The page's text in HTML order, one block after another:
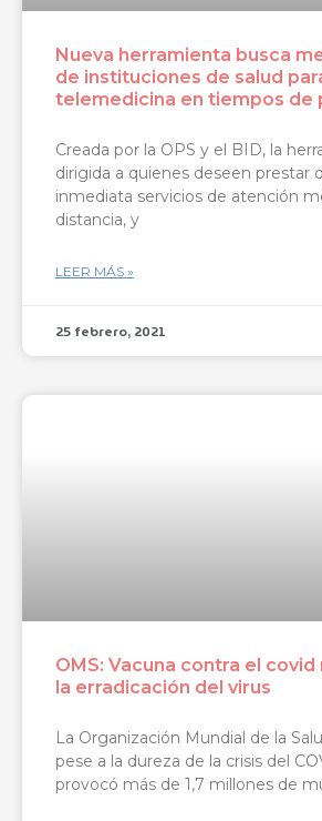
Nueva herramienta busca
de instituciones de salud
telemedicina en tiempos de
Creada por la OPS y el BID, la
dirigida a quienes deseen prestar
inmediata servicios de atención
distancia, y
LEER MÁS »
25 febrero, 2021
OMS: Vacuna contra el covid
la erradicación del virus
La Organización Mundial de la
pese a la dureza de la crisis del
provocó más de 1,7 millones de